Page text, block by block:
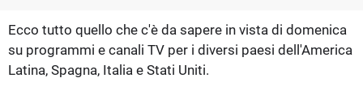
Ecco tutto quello che c'è da sapere in vista di domenica
su programmi e canali TV per i diversi paesi dell'America
Latina, Spagna, Italia e Stati Uniti.